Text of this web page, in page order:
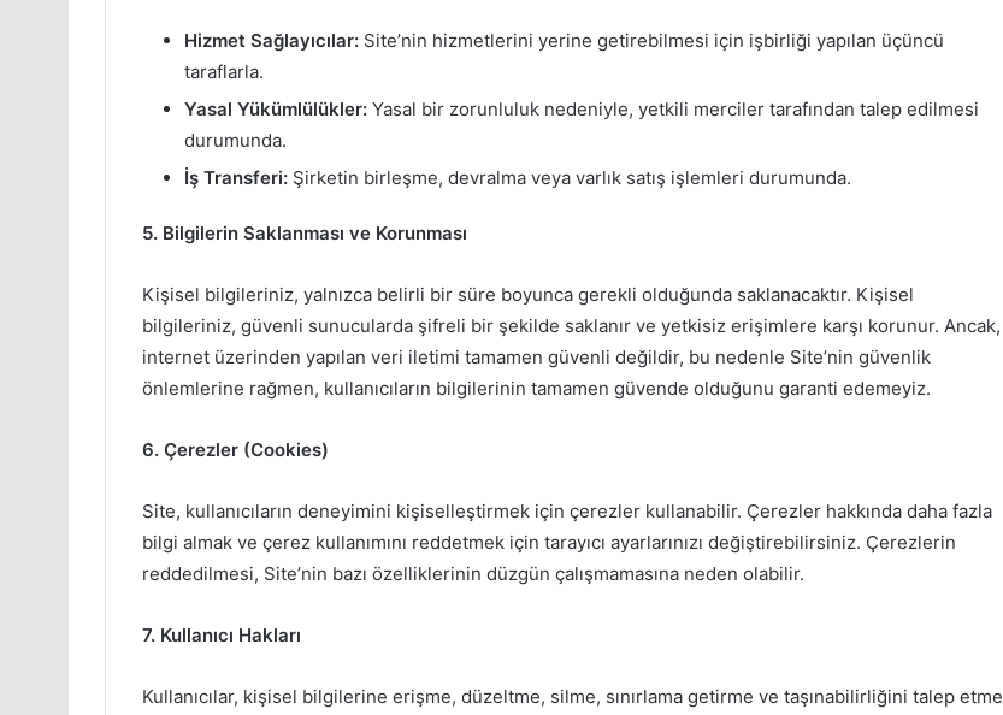
Hizmet Sağlayıcılar: Site’nin hizmetlerini yerine getirebilmesi için işbirliği yapılan üçüncü
taraflarla.
Yasal Yükümlülükler: Yasal bir zorunluluk nedeniyle, yetkili merciler tarafından talep edilmesi
durumunda.
İş Transferi: Şirketin birleşme, devralma veya varlık satış işlemleri durumunda.
5. Bilgilerin Saklanması ve Korunması
Kişisel bilgileriniz, yalnızca belirli bir süre boyunca gerekli olduğunda saklanacaktır. Kişisel
bilgileriniz, güvenli sunucularda şifreli bir şekilde saklanır ve yetkisiz erişimlere karşı korunur. Ancak,
internet üzerinden yapılan veri iletimi tamamen güvenli değildir, bu nedenle Site’nin güvenlik
önlemlerine rağmen, kullanıcıların bilgilerinin tamamen güvende olduğunu garanti edemeyiz.
6. Çerezler (Cookies)
Site, kullanıcıların deneyimini kişiselleştirmek için çerezler kullanabilir. Çerezler hakkında daha fazla
bilgi almak ve çerez kullanımını reddetmek için tarayıcı ayarlarınızı değiştirebilirsiniz. Çerezlerin
reddedilmesi, Site’nin bazı özelliklerinin düzgün çalışmamasına neden olabilir.
7. Kullanıcı Hakları
Kullanıcılar, kişisel bilgilerine erişme, düzeltme, silme, sınırlama getirme ve taşınabilirliğini talep etme